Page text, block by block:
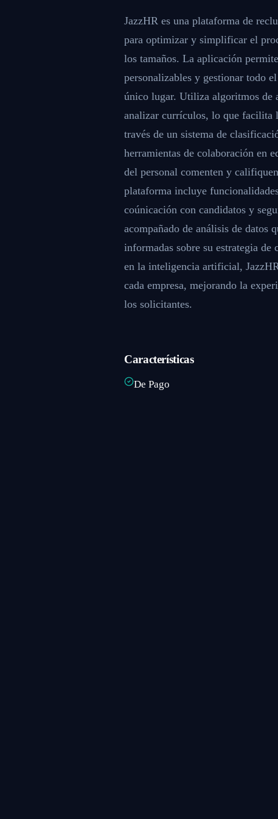
JazzHR es una plataforma de
para optimizar y simplificar el
los tamaños. La aplicación
personalizables y gestionar todo
único lugar. Utiliza algoritmos de
analizar currículos, lo que facilita
través de un sistema de
herramientas de colaboración en
del personal comenten y
plataforma incluye
coúnicación con candidatos y
acompañado de análisis de datos
informadas sobre su estrategia de
en la inteligencia artificial,
cada empresa, mejorando la
los solicitantes.
Características
De Pago